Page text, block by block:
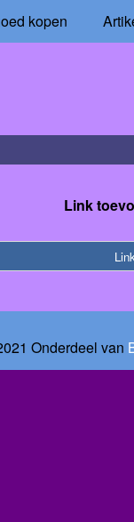
kopen
Link
Onderdeel van